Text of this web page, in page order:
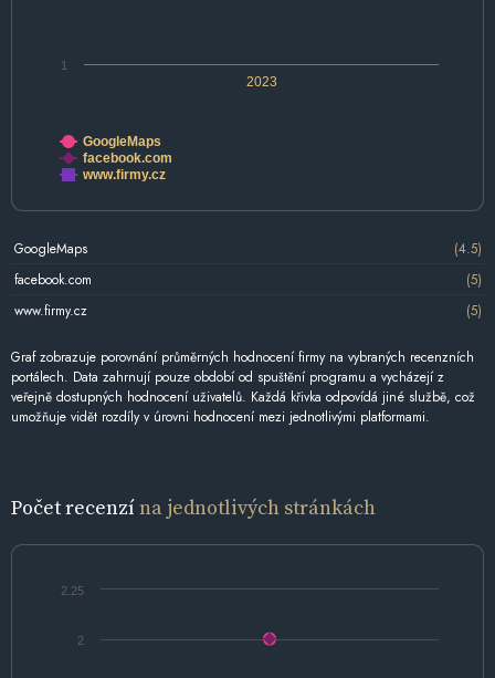
2023
1
GoogleMaps
facebook.com
www.firmy.cz
GoogleMaps
(4.5)
facebook.com
(5)
www.firmy.cz
(5)
Graf zobrazuje porovnání průměrných hodnocení firmy na vybraných recenzních
portálech. Data zahrnují pouze období od spuštění programu a vycházejí z
veřejně dostupných hodnocení uživatelů. Každá křivka odpovídá jiné službě, což
umožňuje vidět rozdíly v úrovni hodnocení mezi jednotlivými platformami.
Počet recenzína jednotlivých stránkách
2
2.25